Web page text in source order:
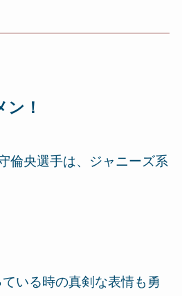
！
倫央選手は、 ジャニーズ系
いる時の真剣な表情も勇